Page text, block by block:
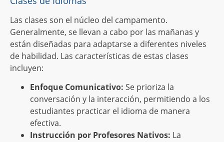
Las clases son el núcleo del campamento.
Generalmente, se llevan a cabo por las mañanas y
están diseñadas para adaptarse a diferentes niveles
de habilidad. Las características de estas clases
incluyen:
Enfoque Comunicativo: Se prioriza la
conversación y la interacción, permitiendo a los
estudiantes practicar el idioma de manera
efectiva.
Instrucción por Profesores Nativos: La